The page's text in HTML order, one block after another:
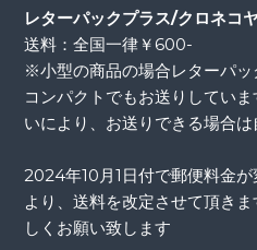
レターパックプラス/クロネコ
送料：全国一律￥600-
※小型の商品の場合レターパ
コンパクトでもお送りしてい
いにより、お送りできる場合は
2024年10月1日付で郵便料金
より、送料を改定させて頂き
しくお願い致します